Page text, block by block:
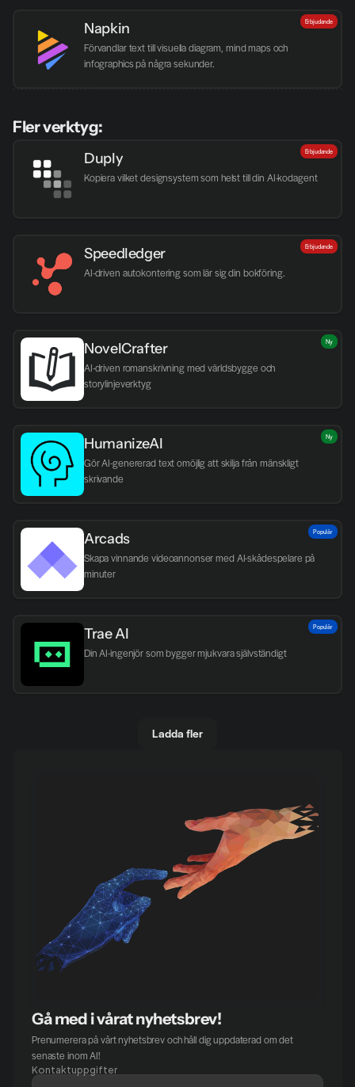
Napkin
Förvandlar text till visuella diagram, mind maps och
infographics på några sekunder.
Erbjudande
Fler verktyg:
Duply
Kopiera vilket designsystem som helst till din AI-kodagent
Erbjudande
Speedledger
AI-driven autokontering som lär sig din bokföring.
Erbjudande
NovelCrafter
AI-driven romanskrivning med världsbygge och
storylinjeverktyg
Ny
HumanizeAI
Gör AI-genererad text omöjlig att skilja från mänskligt
skrivande
Ny
Arcads
Skapa vinnande videoannonser med AI-skådespelare på
minuter
Populär
Trae AI
Din AI-ingenjör som bygger mjukvara självständigt
Populär
Ladda fler
Gå med i vårat nyhetsbrev!
Prenumerera på vårt nyhetsbrev och håll dig uppdaterad om det
senaste inom AI!
Kontaktuppgifter